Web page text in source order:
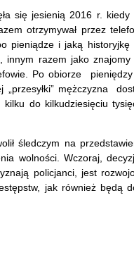
się jesienią 2016 r.
otrzymywał przez
pieniądze i jaką
innym razem jako
Po obiorze pieniędzy
mężczyzna
do kilkudziesięciu
śledczym na
wolności. Wczoraj,
policjanci, jest
jak również będą